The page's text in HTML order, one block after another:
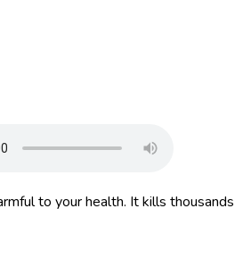
to your health. It kills thousands